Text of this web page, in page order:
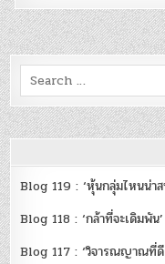
Search
for:
Blog 119 : ‘หุ้นกลุ่มไหนน่าส
Blog 118 : ‘กล้าที่จะเดิมพัน’
Blog 117 : ‘วิจารณญาณที่ดี